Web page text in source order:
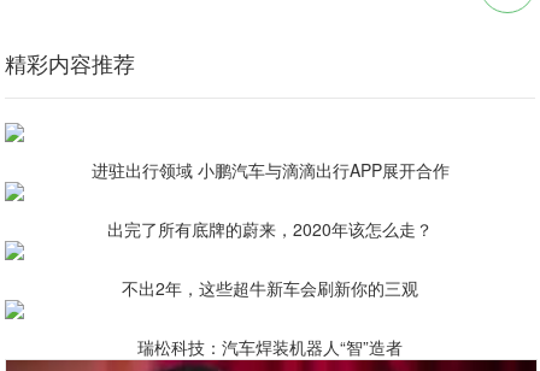
精彩内容推荐
进驻出行领域 小鹏汽车与滴滴出行APP展开合作
出完了所有底牌的蔚来，2020年该怎么走？
不出2年，这些超牛新车会刷新你的三观
瑞松科技：汽车焊装机器人“智”造者